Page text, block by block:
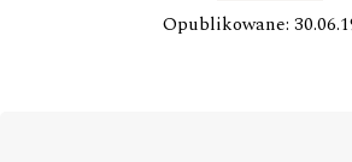
Opublikowane: